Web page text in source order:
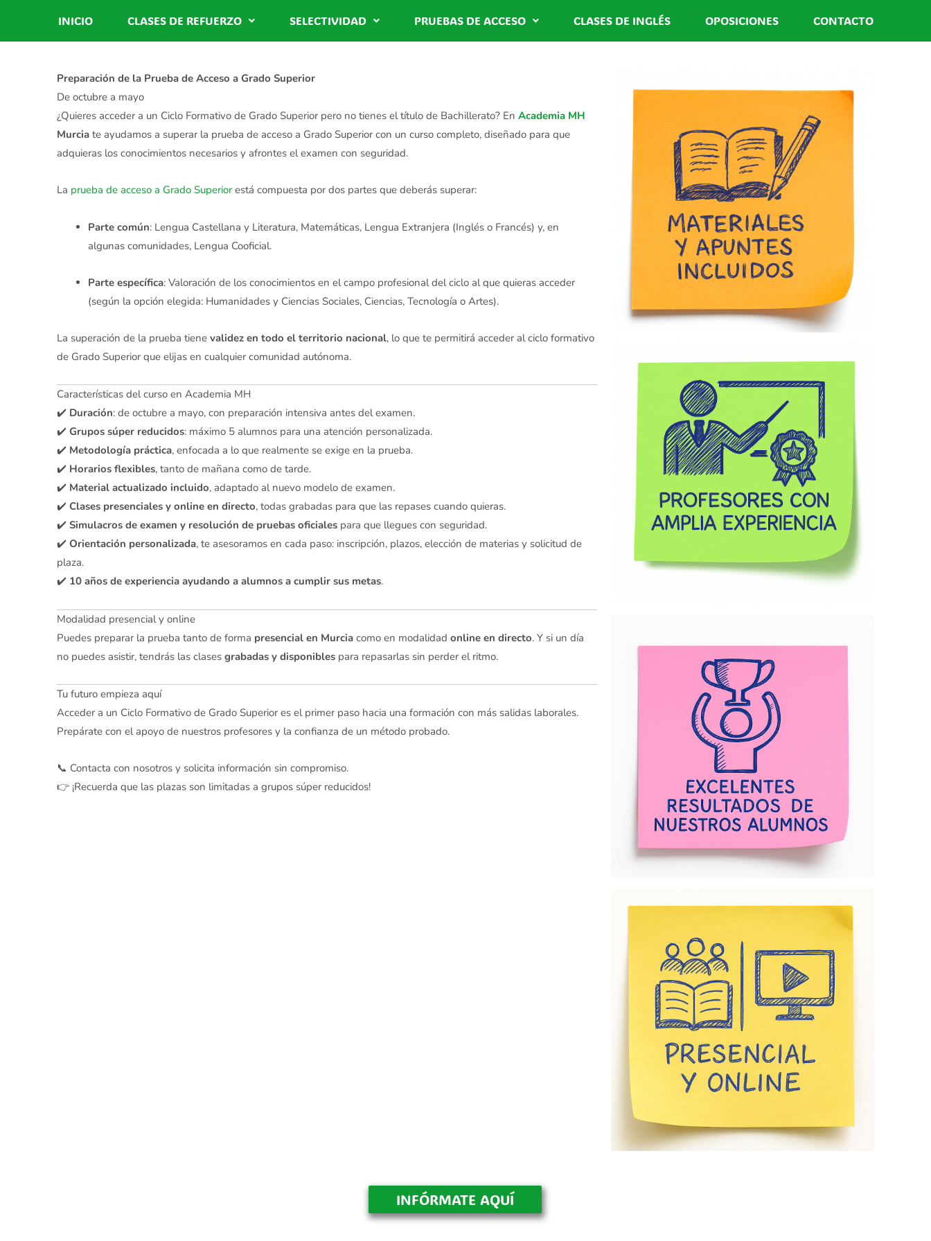
contenido
INICIO CLASES DE REFUERZO SELECTIVIDAD PRUEBAS DE ACCESO CLASES DE INGLÉS OPOSICIONES CONTACTO
Preparación de la Prueba de Acceso a Grado Superior
De octubre a mayo
¿Quieres acceder a un Ciclo Formativo de Grado Superior pero no tienes el título de Bachillerato? En Academia MH
Murcia te ayudamos a superar la prueba de acceso a Grado Superior con un curso completo, diseñado para que
adquieras los conocimientos necesarios y afrontes el examen con seguridad.
La prueba de acceso a Grado Superiorestá compuesta por dos partes que deberás superar:
Parte común: Lengua Castellana y Literatura, Matemáticas, Lengua Extranjera (Inglés o Francés) y, en
algunas comunidades, Lengua Cooficial.
Parte específica: Valoración de los conocimientos en el campo profesional del ciclo al que quieras acceder
(según la opción elegida: Humanidades y Ciencias Sociales, Ciencias, Tecnología o Artes).
La superación de la prueba tiene validez en todo el territorio nacional, lo que te permitirá acceder al ciclo formativo
de Grado Superior que elijas en cualquier comunidad autónoma.
Características del curso en Academia MH
✔️ Duración: de octubre a mayo, con preparación intensiva antes del examen.
✔️ Grupos súper reducidos: máximo 5 alumnos para una atención personalizada.
✔️ Metodología práctica, enfocada a lo que realmente se exige en la prueba.
✔️ Horarios flexibles, tanto de mañana como de tarde.
✔️ Material actualizado incluido, adaptado al nuevo modelo de examen.
✔️ Clases presenciales y online en directo, todas grabadas para que las repases cuando quieras.
✔️ Simulacros de examen y resolución de pruebas oficiales para que llegues con seguridad.
✔️ Orientación personalizada, te asesoramos en cada paso: inscripción, plazos, elección de materias y solicitud de
plaza.
✔️ 10 años de experiencia ayudando a alumnos a cumplir sus metas.
Modalidad presencial y online
Puedes preparar la prueba tanto de forma presencial en Murcia como en modalidad online en directo. Y si un día
no puedes asistir, tendrás las clases grabadas y disponibles para repasarlas sin perder el ritmo.
Tu futuro empieza aquí
Acceder a un Ciclo Formativo de Grado Superior es el primer paso hacia una formación con más salidas laborales.
Prepárate con el apoyo de nuestros profesores y la confianza de un método probado.
📞 Contacta con nosotros y solicita información sin compromiso.
👉 ¡Recuerda que las plazas son limitadas a grupos súper reducidos!
INFÓRMATE AQUÍ